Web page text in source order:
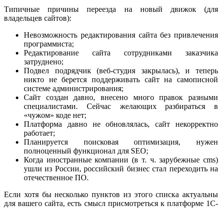
Типичные причины переезда на новый движок (для
владельцев сайтов):
Невозможность редактирования сайта без привлечения
программиста;
Редактирование сайта сотрудниками заказчика
затруднено;
Подвел подрядчик (веб-студия закрылась), и теперь
никто не берется поддерживать сайт на самописной
системе администрирования;
Сайт создан давно, внесено много правок разными
специалистами. Сейчас желающих разбираться в
«чужом» коде нет;
Платформа давно не обновлялась, сайт некорректно
работает;
Планируется поисковая оптимизация, нужен
полноценный функционал для SEO;
Когда иностранные компании (в т. ч. зарубежные cms)
ушли из России, российский бизнес стал переходить на
отечественное ПО.
Если хотя бы несколько пунктов из этого списка актуальны
для вашего сайта, есть смысл присмотреться к платформе 1С-